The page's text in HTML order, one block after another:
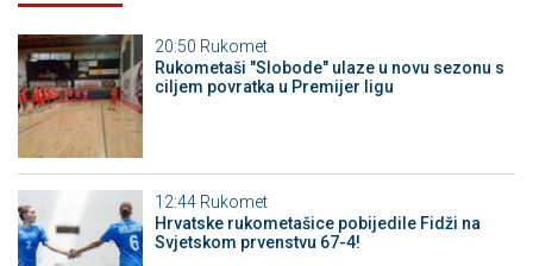
20:50 Rukomet
Rukometaši "Slobode" ulaze u novu sezonu s
ciljem povratka u Premijer ligu
12:44 Rukomet
Hrvatske rukometašice pobijedile Fidži na
Svjetskom prvenstvu 67-4!